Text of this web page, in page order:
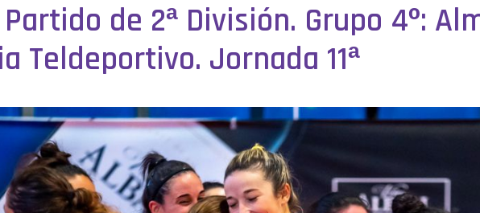
de 2ª División. Grupo 4º:
Teldeportivo. Jornada 11ª